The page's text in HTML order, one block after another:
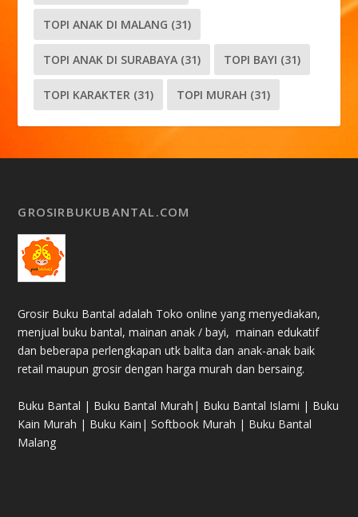
TOPI ANAK DI MALANG (31)
TOPI ANAK DI SURABAYA (31) TOPI BAYI (31)
TOPI KARAKTER (31) TOPI MURAH (31)
GROSIRBUKUBANTAL.COM
Grosir Buku Bantal adalah Toko online yang menyediakan,
menjual buku bantal, mainan anak / bayi, mainan edukatif
dan beberapa perlengkapan utk balita dan anak-anak baik
retail maupun grosir dengan harga murah dan bersaing.
Buku Bantal | Buku Bantal Murah| Buku Bantal Islami | Buku
Kain Murah | Buku Kain| Softbook Murah | Buku Bantal
Malang